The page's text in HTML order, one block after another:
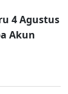
4 Agustus
Akun